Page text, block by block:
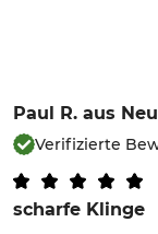
Paul R. aus
Verifizierte
scharfe Klinge